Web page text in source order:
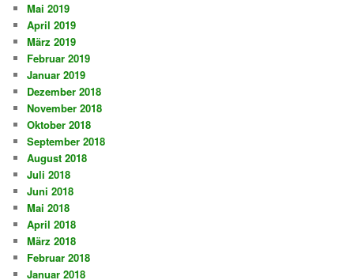
Mai 2019
April 2019
März 2019
Februar 2019
Januar 2019
Dezember 2018
November 2018
Oktober 2018
September 2018
August 2018
Juli 2018
Juni 2018
Mai 2018
April 2018
März 2018
Februar 2018
Januar 2018